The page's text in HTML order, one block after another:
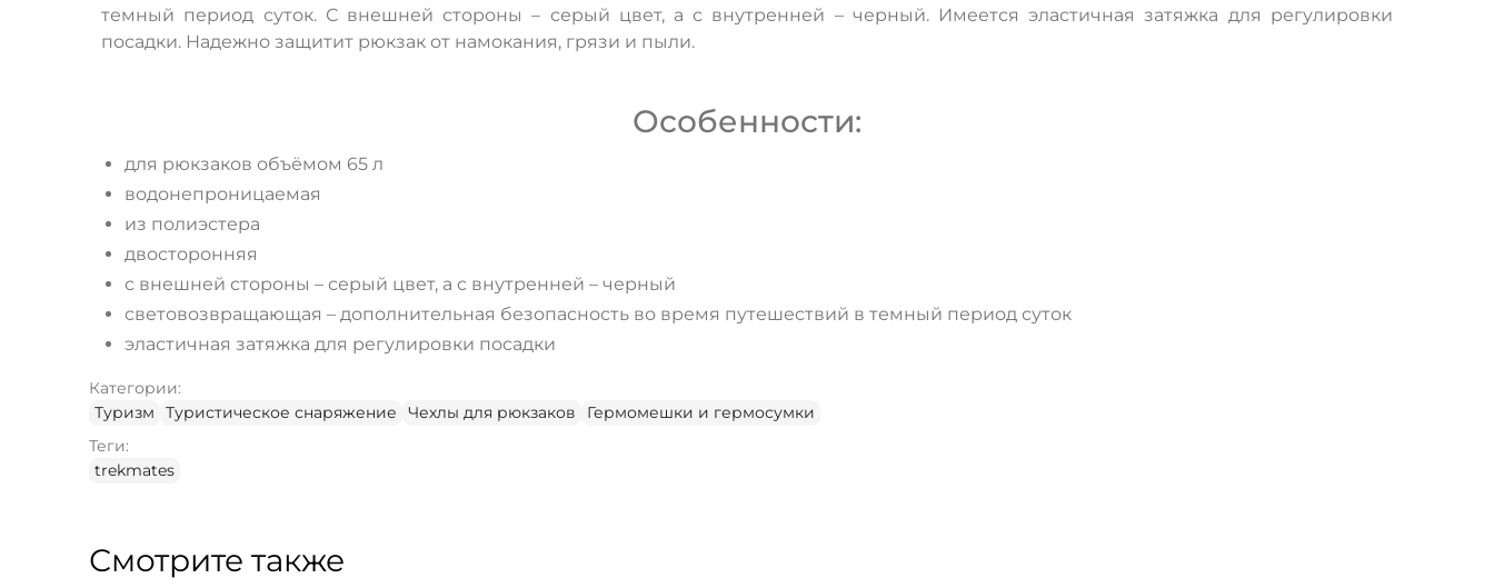
темный период суток. С внешней стороны – серый цвет, а с внутренней – черный. Имеется эластичная затяжка для регулировки
посадки. Надежно защитит рюкзак от намокания, грязи и пыли.
Особенности:
для рюкзаков объёмом 65 л
водонепроницаемая
из полиэстера
двосторонняя
с внешней стороны – серый цвет, а с внутренней – черный
световозвращающая – дополнительная безопасность во время путешествий в темный период суток
эластичная затяжка для регулировки посадки
Категории:
Туризм
Туристическое снаряжение Чехлы для рюкзаков
Гермомешки и гермосумки
Теги:
trekmates
Смотрите также